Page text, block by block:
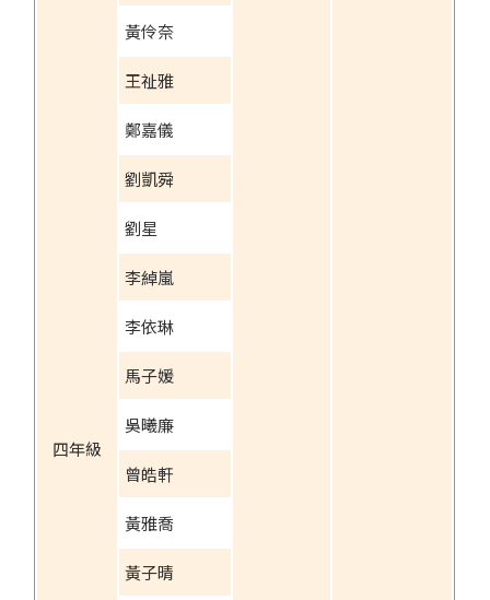
四年級
黃伶奈
王祉雅
鄭嘉儀
劉凱舜
劉星
李綽嵐
李依琳
馬子媛
吳曦廉
曾皓軒
黃雅喬
黃子晴